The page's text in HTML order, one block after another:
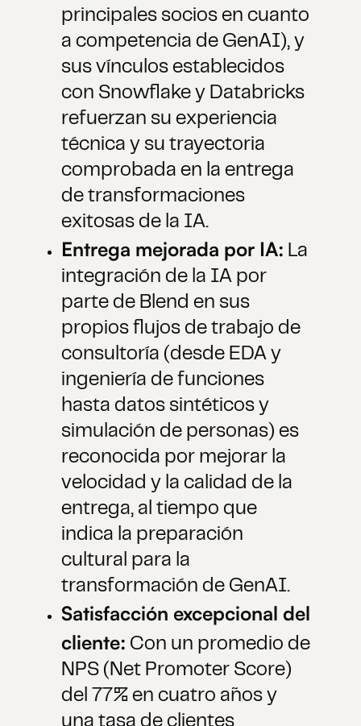
principales socios en cuanto
a competencia de GenAI), y
sus vínculos establecidos
con Snowflake y Databricks
refuerzan su experiencia
técnica y su trayectoria
comprobada en la entrega
de transformaciones
exitosas de la IA.
Entrega mejorada por IA: La
integración de la IA por
parte de Blend en sus
propios flujos de trabajo de
consultoría (desde EDA y
ingeniería de funciones
hasta datos sintéticos y
simulación de personas) es
reconocida por mejorar la
velocidad y la calidad de la
entrega, al tiempo que
indica la preparación
cultural para la
transformación de GenAI.
Satisfacción excepcional del
cliente: Con un promedio de
NPS (Net Promoter Score)
del 77% en cuatro años y
una tasa de clientes